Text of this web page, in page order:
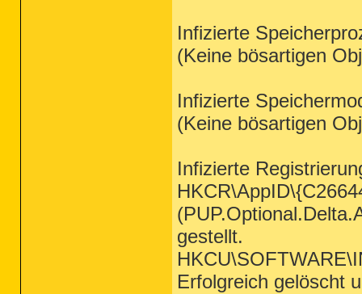
Infizierte
(Keine bösartigen
Infizierte
(Keine bösartigen
Infizierte
gestellt.
Erfolgreich gelöscht